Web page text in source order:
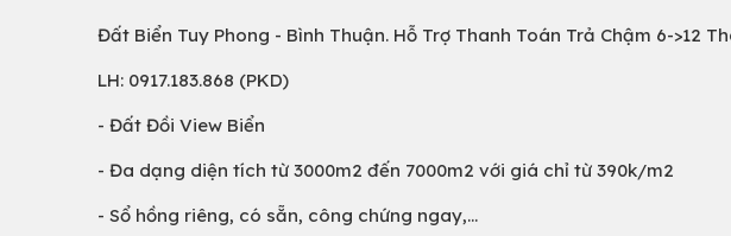
Đất Biển Tuy Phong - Bình Thuận. Hỗ Trợ Thanh Toán Trả Chậm 6->12
LH: 0917.183.868 (PKD)
- Đất Đồi View Biển
- Đa dạng diện tích từ 3000m2 đến 7000m2 với giá chỉ từ 390k/m2
- Sổ hồng riêng, có sẵn, công chứng ngay,...